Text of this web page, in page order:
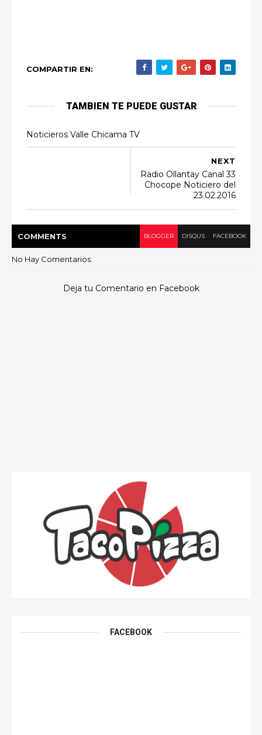
COMPARTIR EN:
TAMBIEN TE PUEDE GUSTAR
Noticieros Valle Chicama TV
NEXT
Radio Ollantay Canal 33
Chocope Noticiero del
23.02.2016
COMMENTS BLOGGER DISQUS FACEBOOK
No Hay Comentarios:
Deja tu Comentario en Facebook
FACEBOOK